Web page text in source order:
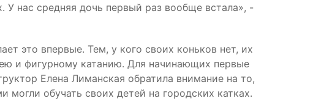
У нас средняя дочь первый раз вообще встала», -
это впервые. Тем, у кого своих коньков нет, их
и фигурному катанию. Для начинающих первые
Елена Лиманская обратила внимание на то,
обучать своих детей на городских катках.